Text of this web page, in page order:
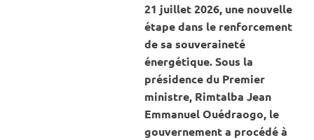
21 juillet 2026, une nouvelle
étape dans le renforcement
de sa souveraineté
énergétique. Sous la
présidence du Premier
ministre, Rimtalba Jean
Emmanuel Ouédraogo, le
gouvernement a procédé à